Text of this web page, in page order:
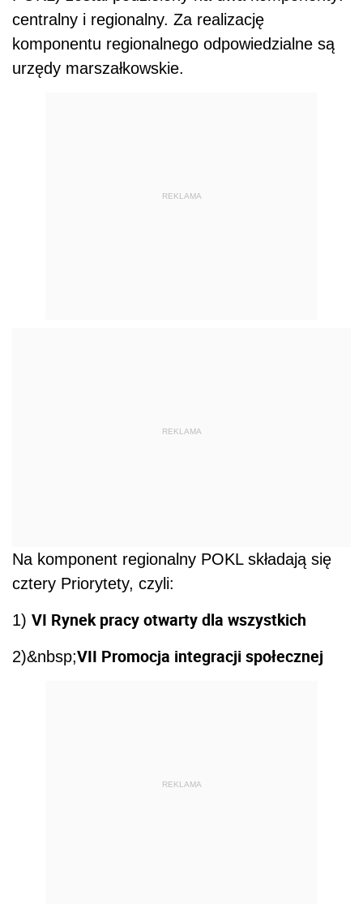
centralny i regionalny. Za realizację
komponentu regionalnego odpowiedzialne są
urzędy marszałkowskie.
REKLAMA
REKLAMA
Na komponent regionalny POKL składają się
cztery Priorytety, czyli:
1) VI Rynek pracy otwarty dla wszystkich
2)&nbsp;VII Promocja integracji społecznej
REKLAMA